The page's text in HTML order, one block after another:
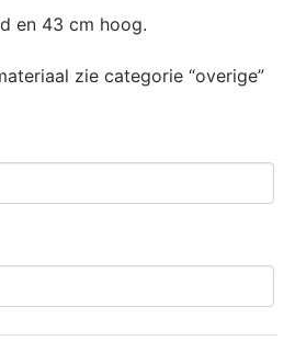
en 43 cm hoog.
zie categorie “overige”